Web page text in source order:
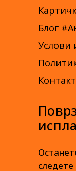
Блог
Услови
Контакт